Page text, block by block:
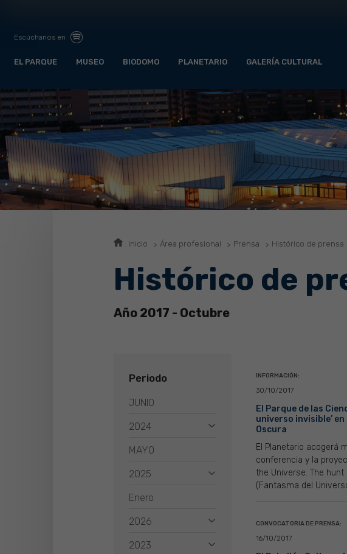
Escúchanos en
EL PARQUE MUSEO BIODOMO PLANETARIO GALERÍA CULTURAL
Inicio Área profesional Prensa Histórico de prensa
Histórico de
Año 2017 - Octubre
Periodo
JUNIO
2024
MAYO
2025
Enero
2026
2023
INFORMACIÓN:
30/10/2017
El Parque de las
universo invisible’
Oscura
El Planetario acogerá
conferencia y la
the Universe. The
(Fantasma del
CONVOCATORIA DE PRENSA:
16/10/2017